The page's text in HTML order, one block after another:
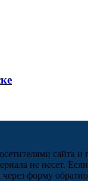
сайта и
не несет.
форму